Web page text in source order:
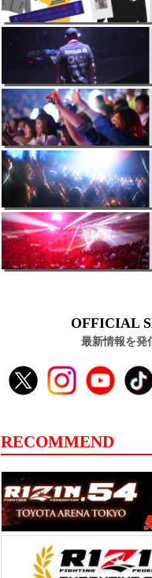
OFFICIAL
最新情報を発
RECOMMEND